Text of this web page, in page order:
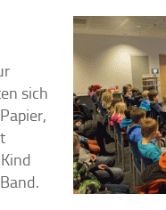
sich